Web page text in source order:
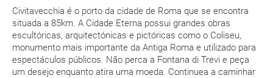
Civitavecchia é o porto da cidade de Roma que se encontra
situada a 85km. A Cidade Eterna possui grandes obras
escultóricas, arquitectónicas e pictóricas como o Coliseu,
monumento mais importante da Antiga Roma e utilizado para
espectáculos públicos. Não perca a Fontana di Trevi e peça
um desejo enquanto atira uma moeda. Continuea a caminhar